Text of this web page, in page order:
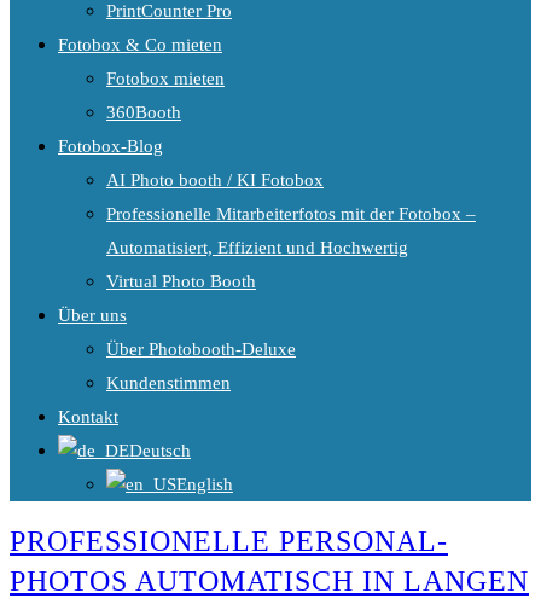
PrintCounter Pro
Fotobox & Co mieten
Fotobox mieten
360Booth
Fotobox-Blog
AI Photo booth / KI Fotobox
Professionelle Mitarbeiterfotos mit der Fotobox –
Automatisiert, Effizient und Hochwertig
Virtual Photo Booth
Über uns
Über Photobooth-Deluxe
Kundenstimmen
Kontakt
Deutsch
English
PROFESSIONELLE PERSONAL-
PHOTOS AUTOMATISCH IN LANGEN